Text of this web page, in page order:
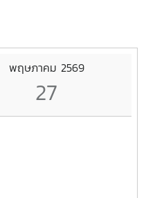
พฤษภาคม 2569
27